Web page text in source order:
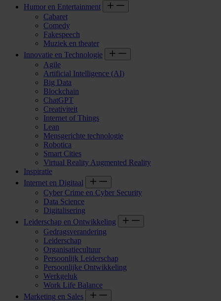
Humor en Entertainment
Cabaret
Comedy
Fakespeech
Muziek en theater
Innovatie en Technologie
Agile
Artificial Intelligence (AI)
Big Data
Blockchain
ChatGPT
Creativiteit
Internet of Things
Lean
Mensgerichte technologie
Robotica
Smart Cities
Virtual Reality Augmented Reality
Inspiratie
Internet en Digitaal
Cyber Crime en Cyber Security
Data Science
Digitalisering
Leiderschap en Ontwikkeling
Gedragsverandering
Leiderschap
Organisatiecultuur
Persoonlijk Leiderschap
Persoonlijke Ontwikkeling
Werkgeluk
Work Life Balance
Marketing en Sales